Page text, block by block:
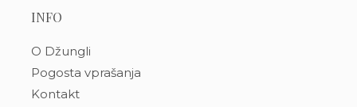
INFO
O Džungli
Pogosta vprašanja
Kontakt